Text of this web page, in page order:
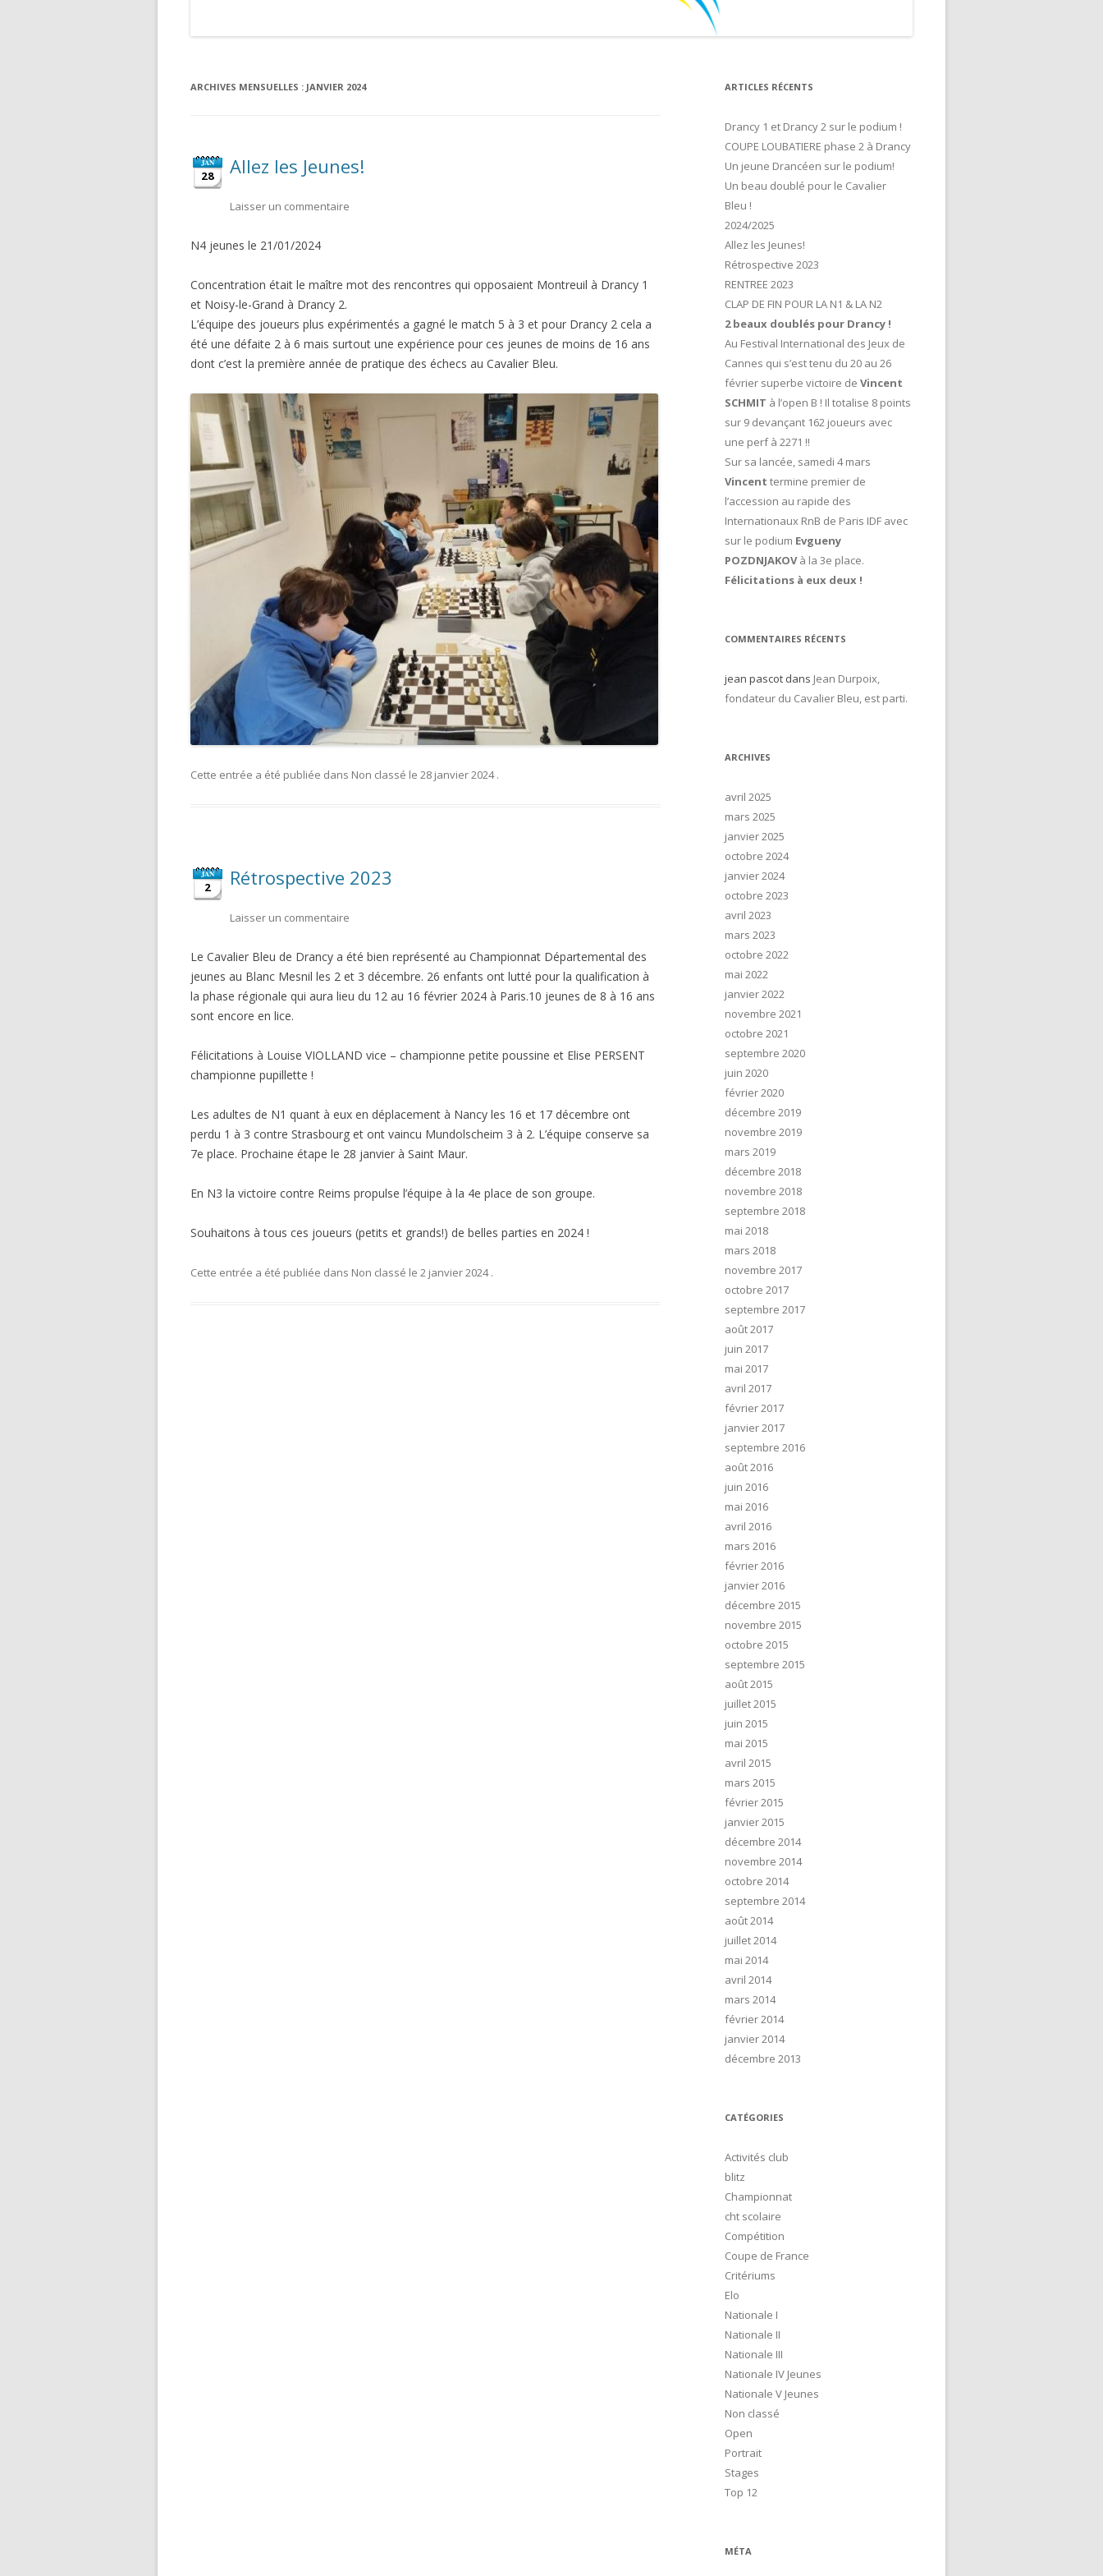
ARCHIVES MENSUELLES : JANVIER 2024
JAN
28 Allez les Jeunes!
Laisser un commentaire
N4 jeunes le 21/01/2024
Concentration était le maître mot des rencontres qui opposaient Montreuil à Drancy 1
et Noisy-le-Grand à Drancy 2.
L’équipe des joueurs plus expérimentés a gagné le match 5 à 3 et pour Drancy 2 cela a
été une défaite 2 à 6 mais surtout une expérience pour ces jeunes de moins de 16 ans
dont c’est la première année de pratique des échecs au Cavalier Bleu.
Cette entrée a été publiée dans Non classé le 28 janvier 2024 .
JAN
2 Rétrospective 2023
Laisser un commentaire
Le Cavalier Bleu de Drancy a été bien représenté au Championnat Départemental des
jeunes au Blanc Mesnil les 2 et 3 décembre. 26 enfants ont lutté pour la qualification à
la phase régionale qui aura lieu du 12 au 16 février 2024 à Paris.10 jeunes de 8 à 16 ans
sont encore en lice.
Félicitations à Louise VIOLLAND vice – championne petite poussine et Elise PERSENT
championne pupillette !
Les adultes de N1 quant à eux en déplacement à Nancy les 16 et 17 décembre ont
perdu 1 à 3 contre Strasbourg et ont vaincu Mundolscheim 3 à 2. L’équipe conserve sa
7e place. Prochaine étape le 28 janvier à Saint Maur.
En N3 la victoire contre Reims propulse l’équipe à la 4e place de son groupe.
Souhaitons à tous ces joueurs (petits et grands!) de belles parties en 2024 !
Cette entrée a été publiée dans Non classé le 2 janvier 2024 .
ARTICLES RÉCENTS
Drancy 1 et Drancy 2 sur le podium !
COUPE LOUBATIERE phase 2 à Drancy
Un jeune Drancéen sur le podium!
Un beau doublé pour le Cavalier
Bleu !
2024/2025
Allez les Jeunes!
Rétrospective 2023
RENTREE 2023
CLAP DE FIN POUR LA N1 & LA N2
2 beaux doublés pour Drancy !
Au Festival International des Jeux de
Cannes qui s’est tenu du 20 au 26
février superbe victoire de Vincent
SCHMIT à l’open B ! Il totalise 8 points
sur 9 devançant 162 joueurs avec
une perf à 2271 !!
Sur sa lancée, samedi 4 mars
Vincent termine premier de
l’accession au rapide des
Internationaux RnB de Paris IDF avec
sur le podium Evgueny
POZDNJAKOVà la 3e place.
Félicitations à eux deux !
COMMENTAIRES RÉCENTS
jean pascotdans Jean Durpoix,
fondateur du Cavalier Bleu, est parti.
ARCHIVES
avril 2025
mars 2025
janvier 2025
octobre 2024
janvier 2024
octobre 2023
avril 2023
mars 2023
octobre 2022
mai 2022
janvier 2022
novembre 2021
octobre 2021
septembre 2020
juin 2020
février 2020
décembre 2019
novembre 2019
mars 2019
décembre 2018
novembre 2018
septembre 2018
mai 2018
mars 2018
novembre 2017
octobre 2017
septembre 2017
août 2017
juin 2017
mai 2017
avril 2017
février 2017
janvier 2017
septembre 2016
août 2016
juin 2016
mai 2016
avril 2016
mars 2016
février 2016
janvier 2016
décembre 2015
novembre 2015
octobre 2015
septembre 2015
août 2015
juillet 2015
juin 2015
mai 2015
avril 2015
mars 2015
février 2015
janvier 2015
décembre 2014
novembre 2014
octobre 2014
septembre 2014
août 2014
juillet 2014
mai 2014
avril 2014
mars 2014
février 2014
janvier 2014
décembre 2013
CATÉGORIES
Activités club
blitz
Championnat
cht scolaire
Compétition
Coupe de France
Critériums
Elo
Nationale I
Nationale II
Nationale III
Nationale IV Jeunes
Nationale V Jeunes
Non classé
Open
Portrait
Stages
Top 12
MÉTA